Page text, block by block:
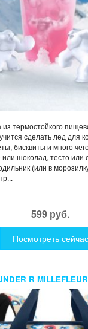
термостойкого
сделать лед для
бисквиты и много
шоколад, тесто или
(или в
599 руб.
Посмотреть сейчас
R